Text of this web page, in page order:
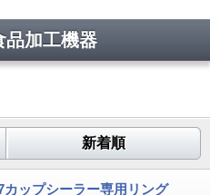
品加工機器
新着順
カップシーラー専用リング